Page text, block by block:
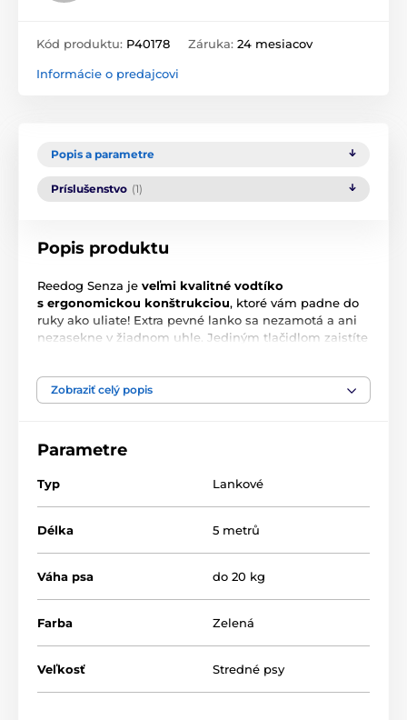
Kód produktu: P40178 Záruka: 24 mesiacov
Informácie o predajcovi
Popis a parametre
Príslušenstvo (1)
Popis produktu
Reedog Senza je veľmi kvalitné vodtíko
s ergonomickou konštrukciou, ktoré vám padne do
ruky ako uliate! Extra pevné lanko sa nezamotá a ani
nezasekne v žiadnom uhle. Jediným tlačidlom zaistíte
zaručí pohodlné a jednoduché zaobchádzanie, a tým
aj spoľahlivú kontrolu. Kto má psa vie, že rýchla
nie len pri prechádzke.
Zobraziť celý popis
Parametre
Typ Lankové
Délka 5 metrů
Váha psa do 20 kg
Farba Zelená
Veľkosť Stredné psy